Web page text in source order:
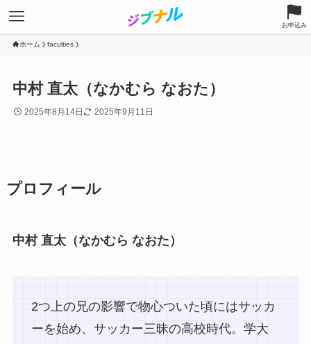
お申込み
ホーム faculties
中村 直太（なかむら なおた）
2025年8月14日 2025年9月11日
プロフィール
中村 直太（なかむら なおた）
2つ上の兄の影響で物心ついた頃にはサッカ
ーを始め、サッカー三昧の高校時代。学大